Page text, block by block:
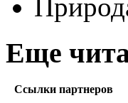
Еще
Ссылки партнеров